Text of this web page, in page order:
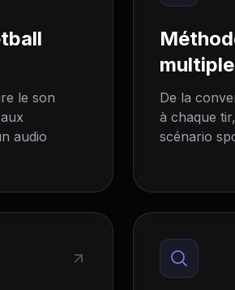
le son
audio
De la
à chaque
scénario